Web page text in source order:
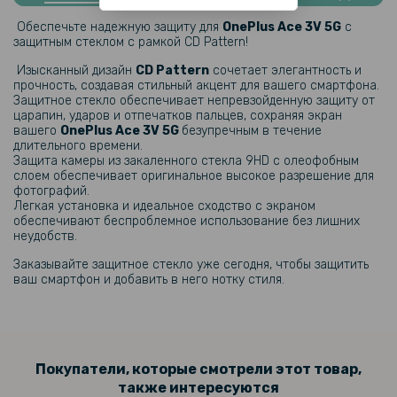
Гидрогелевая пленка iNobi Matte для OnePlus Ace 3V на заднюю
панель, Матовая
246 грн
289 грн
Кожаный чехол - накладка CODE Tactile Experience для OnePlus Ace
3V 5G
159 грн
135 грн
159 грн
Обеспечьте надежную защиту для OnePlus Ace 3V​ 5G​​ с
защитным стеклом с рамкой CD Pattern!
Изысканный дизайн CD Pattern сочетает элегантность и
прочность, создавая стильный акцент для вашего смартфона.
Защитное стекло обеспечивает непревзойденную защиту от
царапин, ударов и отпечатков пальцев, сохраняя экран
вашего OnePlus Ace 3V​ 5G​ безупречным в течение
длительного времени.
Защита камеры из закаленного стекла 9HD с олеофобным
слоем обеспечивает оригинальное высокое разрешение для
фотографий.
Легкая установка и идеальное сходство с экраном
обеспечивают беспроблемное использование без лишних
неудобств.
Заказывайте защитное стекло уже сегодня, чтобы защитить
ваш смартфон и добавить в него нотку стиля.
Покупатели, которые смотрели этот товар,
также интересуются